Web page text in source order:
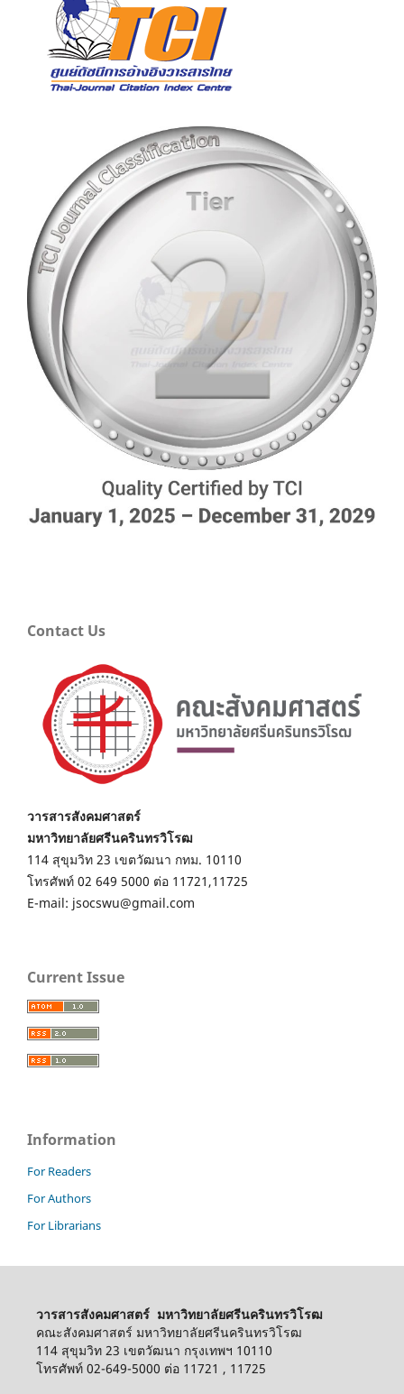
Contact Us
วารสารสังคมศาสตร์
มหาวิทยาลัยศรีนครินทรวิโรฒ
114 สุขุมวิท 23 เขตวัฒนา กทม. 10110
โทรศัพท์ 02 649 5000 ต่อ 11721,11725
E-mail: jsocswu@gmail.com
Current Issue
Information
For Readers
For Authors
For Librarians
วารสารสังคมศาสตร์ มหาวิทยาลัยศรีนครินทรวิโรฒ
คณะสังคมศาสตร์ มหาวิทยาลัยศรีนครินทรวิโรฒ
114 สุขุมวิท 23 เขตวัฒนา กรุงเทพฯ 10110
โทรศัพท์ 02-649-5000 ต่อ 11721 , 11725